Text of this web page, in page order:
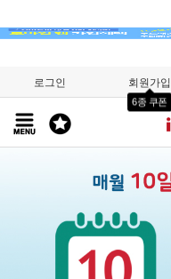
로그인 회원가입
6종 쿠폰